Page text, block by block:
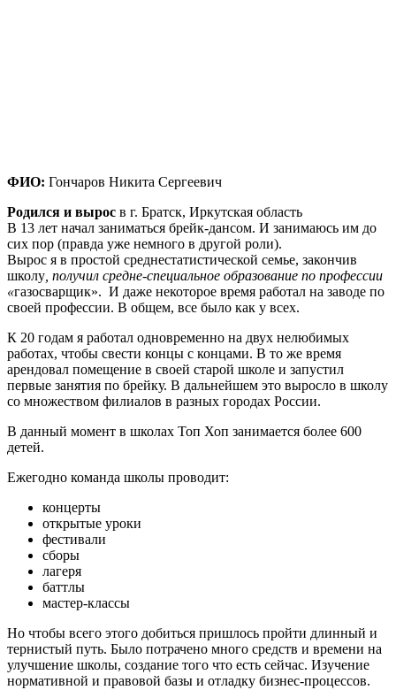
ФИО: Гончаров Никита Сергеевич
Родился и вырос в г. Братск, Иркутская область
В 13 лет начал заниматься брейк-дансом. И занимаюсь им до
сих пор (правда уже немного в другой роли).
Вырос я в простой среднестатистической семье, закончив
школу , получил средне-специальное образование по профессии
«газосварщик». И даже некоторое время работал на заводе по
своей профессии. В общем, все было как у всех.
К 20 годам я работал одновременно на двух нелюбимых
работах, чтобы свести концы с концами. В то же время
арендовал помещение в своей старой школе и запустил
первые занятия по брейку. В дальнейшем это выросло в школу
со множеством филиалов в разных городах России.
В данный момент в школах Топ Хоп занимается более 600
детей.
Ежегодно команда школы проводит:
концерты
открытые уроки
фестивали
сборы
лагеря
баттлы
мастер-классы
Но чтобы всего этого добиться пришлось пройти длинный и
тернистый путь. Было потрачено много средств и времени на
улучшение школы, создание того что есть сейчас. Изучение
нормативной и правовой базы и отладку бизнес-процессов.